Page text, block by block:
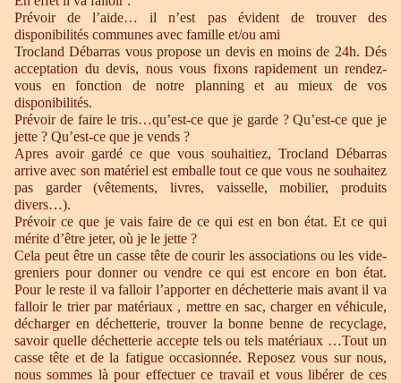
Prévoir de l’aide… il n’est pas évident de trouver des
disponibilités communes avec famille et/ou ami
Trocland Débarras vous propose un devis en moins de 24h. Dés
acceptation du devis, nous vous fixons rapidement un rendez-
vous en fonction de notre planning et au mieux de vos
disponibilités.
Prévoir de faire le tris…qu’est-ce que je garde ? Qu’est-ce que je
jette ? Qu’est-ce que je vends ?
Apres avoir gardé ce que vous souhaitiez, Trocland Débarras
arrive avec son matériel est emballe tout ce que vous ne souhaitez
pas garder (vêtements, livres, vaisselle, mobilier, produits
divers…).
Prévoir ce que je vais faire de ce qui est en bon état. Et ce qui
mérite d’être jeter, où je le jette ?
Cela peut être un casse tête de courir les associations ou les vide-
greniers pour donner ou vendre ce qui est encore en bon état.
Pour le reste il va falloir l’apporter en déchetterie mais avant il va
falloir le trier par matériaux , mettre en sac, charger en véhicule,
décharger en déchetterie, trouver la bonne benne de recyclage,
savoir quelle déchetterie accepte tels ou tels matériaux …Tout un
casse tête et de la fatigue occasionnée. Reposez vous sur nous,
nous sommes là pour effectuer ce travail et vous libérer de ces